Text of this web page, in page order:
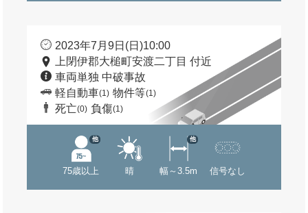
2023年7月9日(日)10:00
上閉伊郡大槌町安渡二丁目 付近
車両単独 中破事故
軽自動車(1) 物件等(1)
死亡(0) 負傷(1)
75歳以上
他
晴 幅～3.5m
他
信号なし